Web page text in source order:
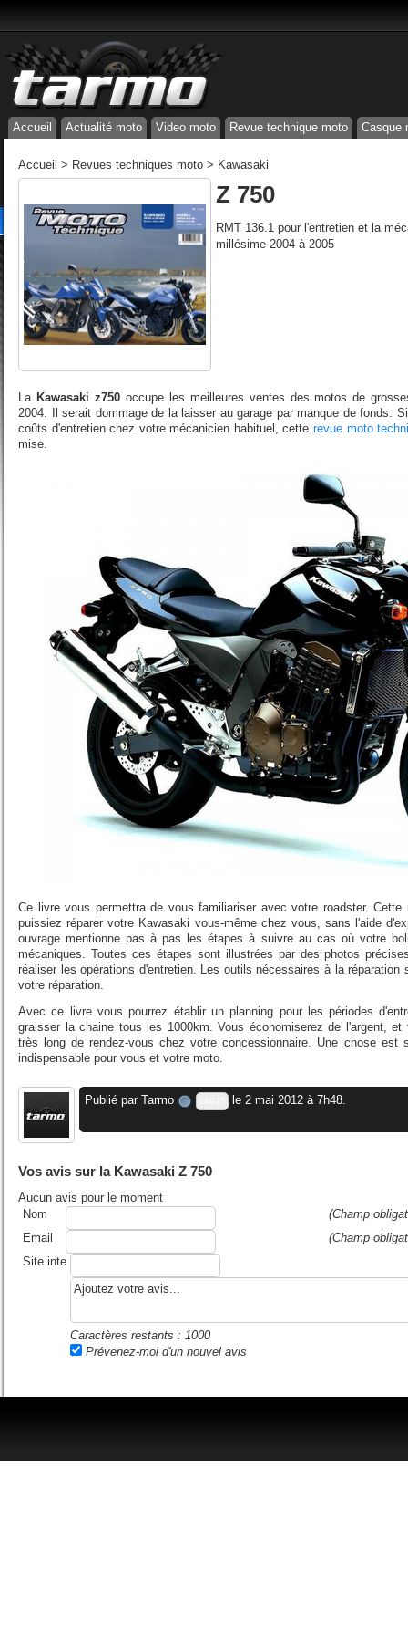
Accueil Actualité moto Video moto Revue technique moto Casque
Accueil > Revues techniques moto > Kawasaki
Z 750
RMT 136.1 pour l'entretien et la
millésime 2004 à 2005
La Kawasaki z750occupe les meilleures ventes des motos de
2004. Il serait dommage de la laisser au garage par manque de fonds.
coûts d'entretien chez votre mécanicien habituel, cette revue moto
mise.
Ce livre vous permettra de vous familiariser avec votre roadster.
puissiez réparer votre Kawasaki vous-même chez vous, sans l'aide
ouvrage mentionne pas à pas les étapes à suivre au cas où votre
mécaniques. Toutes ces étapes sont illustrées par des photos
réaliser les opérations d'entretien. Les outils nécessaires à la réparation
votre réparation.
Avec ce livre vous pourrez établir un planning pour les périodes
graisser la chaine tous les 1000km. Vous économiserez de l'argent,
très long de rendez-vous chez votre concessionnaire. Une chose est
indispensable pour vous et votre moto.
Publié par Tarmo le 2 mai 2012 à 7h48.
Vos avis sur la Kawasaki Z 750
Aucun avis pour le moment
Nom
(Champ
Email
(Champ
Site internet ou blog
Caractères restants : 1000
Prévenez-moi d'un nouvel avis